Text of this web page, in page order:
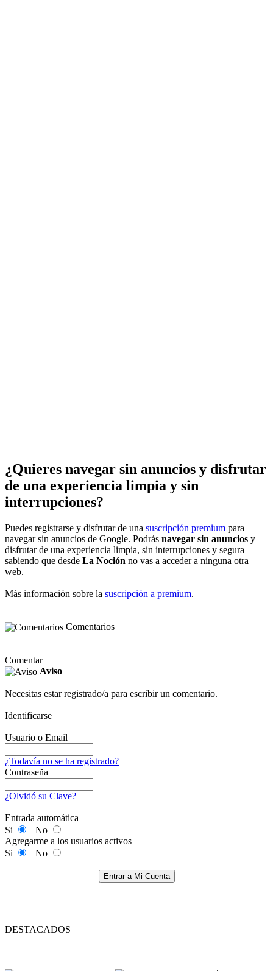
¿Quieres navegar sin anuncios y disfrutar
de una experiencia limpia y sin
interrupciones?
Puedes registrarse y disfrutar de una suscripción premium para
navegar sin anuncios de Google. Podrás navegar sin anuncios y
disfrutar de una experiencia limpia, sin interrupciones y segura
sabiendo que desde La Noción no vas a acceder a ninguna otra
web.
Más información sobre la suscripción a premium.
Comentarios
Comentar
Aviso
Necesitas estar registrado/a para escribir un comentario.
Identificarse
Usuario o Email
¿Todavía no se ha registrado?
Contraseña
¿Olvidó su Clave?
Entrada automática
Si
No
Agregarme a los usuarios activos
Si
No
Entrar a Mi Cuenta
DESTACADOS